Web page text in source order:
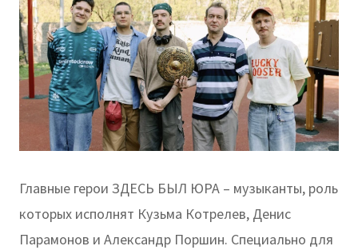
Главные герои ЗДЕСЬ БЫЛ ЮРА – музыканты, роль
которых исполнят Кузьма Котрелев, Денис
Парамонов и Александр Поршин. Специально для